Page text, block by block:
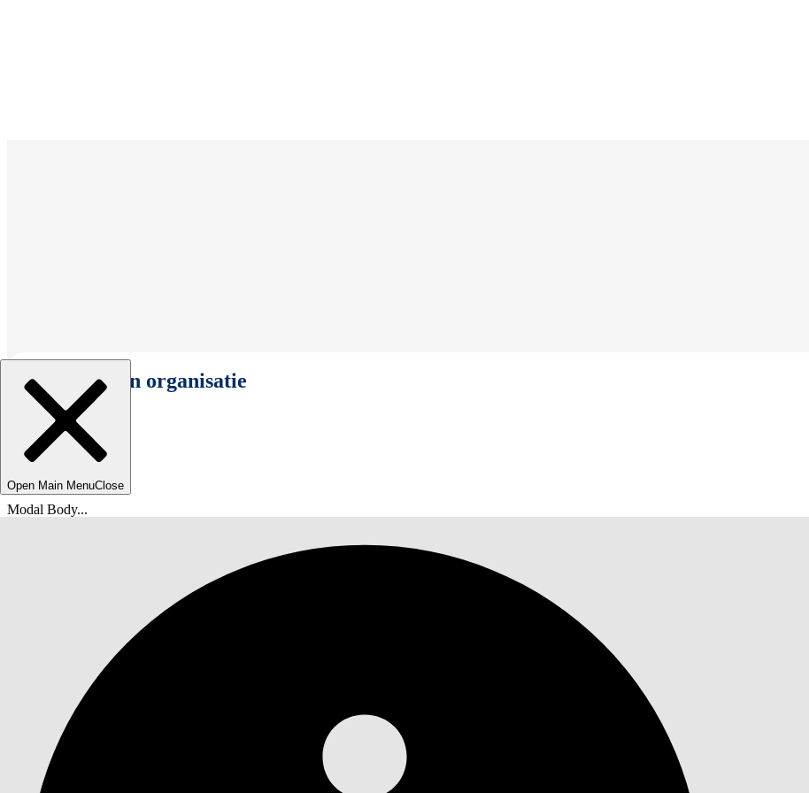
Selecteer een organisatie
Open Main MenuClose
Modal Body...
U bent hier:
Agentforce Field Service en Operations